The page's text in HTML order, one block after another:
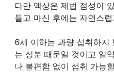
다만 액상은 제법 점성이
들고 마신 후에는 자연스
6세 이하는 과량 섭취하지
는 성분 때문일 것이고 알
나 불편함 없이 섭취 가능